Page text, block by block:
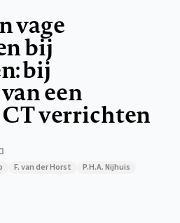
vage
bij
bij
een
verrichten
F. van der Horst P.H.A. Nijhuis